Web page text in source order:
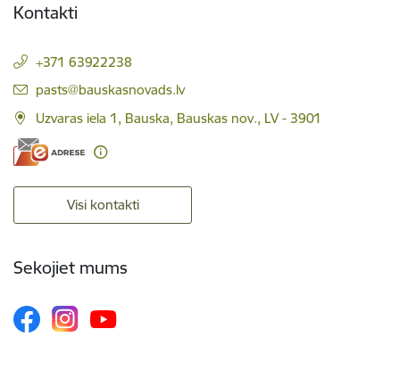
Kontakti
+371 63922238
E-pasts:
pasts@bauskasnovads.lv
Uzvaras iela 1, Bauska, Bauskas nov., LV - 3901
Visi kontakti
Sekojiet mums